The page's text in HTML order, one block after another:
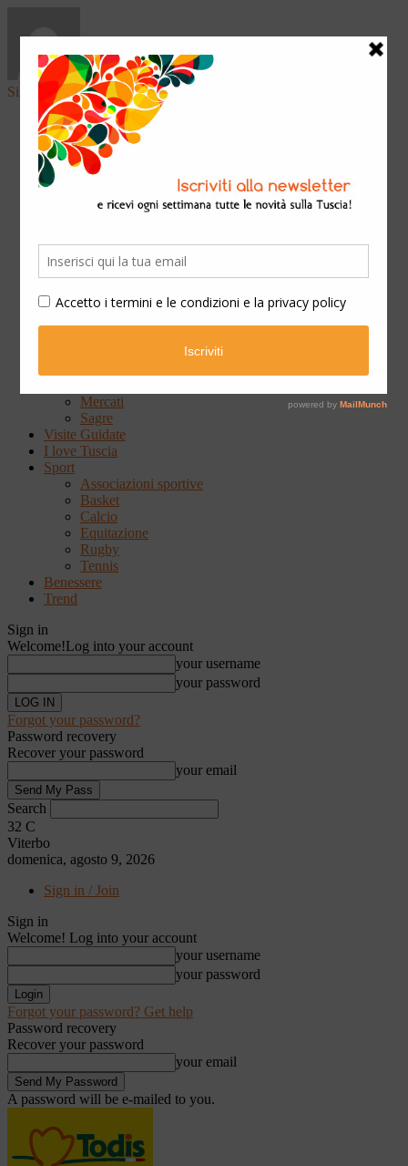
Sign in
Home
Arte & Cultura
Classica
Convegni
Libri
Qui Ateneo
Scuola e Formazione
Cinema
Mercati
Sagre
Visite Guidate
I love Tuscia
Sport
Associazioni sportive
Basket
Calcio
Equitazione
Rugby
Tennis
Benessere
Trend
Sign in
Welcome!Log into your account
your username
your password
Forgot your password?
Password recovery
Recover your password
your email
Search
32 C
Viterbo
domenica, agosto 9, 2026
Sign in / Join
Sign in
Welcome! Log into your account
your username
your password
Forgot your password? Get help
Password recovery
Recover your password
your email
A password will be e-mailed to you.